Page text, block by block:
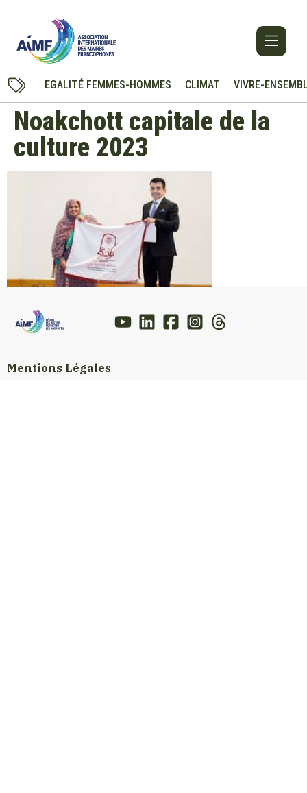
EGALITÉ FEMMES-HOMMES CLIMAT VIVRE-
Noakchott capitale de la
culture 2023
Mentions Légales